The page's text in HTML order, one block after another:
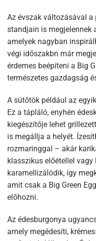
Az évszak változásával
standjain is megjelennek
amelyek nagyban
végi időszakbn már
érdemes beépíteni a Big
természetes gazdagság
A sütőtök például az
Ez a tápláló, enyhén
kiegészítője lehet
is megállja a helyét.
rozmaringgal – akár
klasszikus előétellel
karamellizálódik, így
amit csak a Big Green
előhozni.
Az édesburgonya
amely megédesíti,